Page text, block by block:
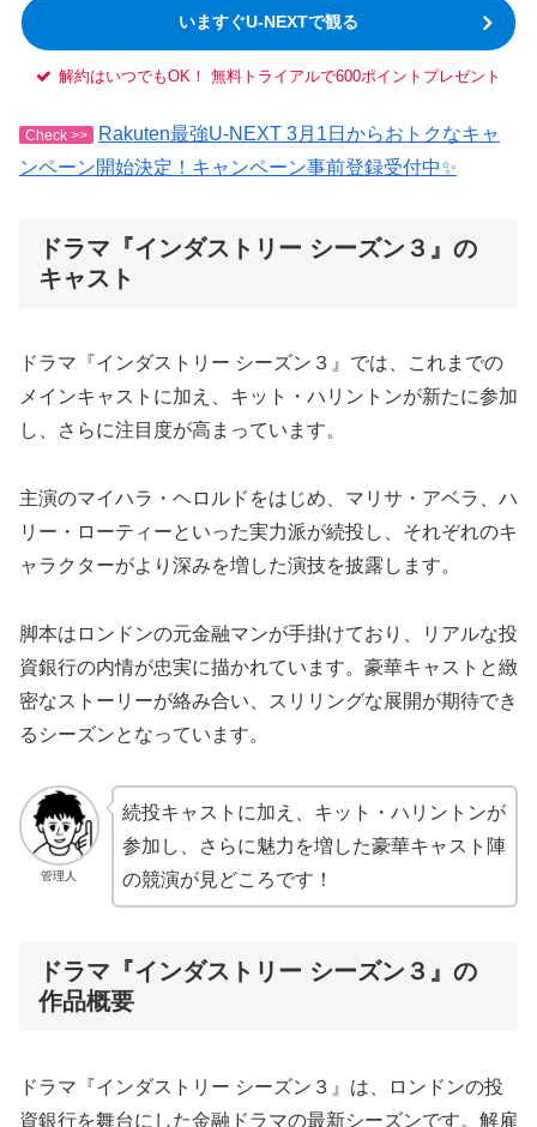
いますぐU-NEXTで観る
解約はいつでもOK！ 無料トライアルで600ポイントプレゼント
Check >>
Rakuten最強U-NEXT 3月1日からおトクなキャ
ンペーン開始決定！キャンペーン事前登録受付中✨
ドラマ『インダストリー シーズン３』の
キャスト
ドラマ『インダストリー シーズン３』では、これまでの
メインキャストに加え、キット・ハリントンが新たに参加
し、さらに注目度が高まっています。
主演のマイハラ・ヘロルドをはじめ、マリサ・アベラ、ハ
リー・ローティーといった実力派が続投し、それぞれのキ
ャラクターがより深みを増した演技を披露します。
脚本はロンドンの元金融マンが手掛けており、リアルな投
資銀行の内情が忠実に描かれています。豪華キャストと緻
密なストーリーが絡み合い、スリリングな展開が期待でき
るシーズンとなっています。
管理人
続投キャストに加え、キット・ハリントンが
参加し、さらに魅力を増した豪華キャスト陣
の競演が見どころです！
ドラマ『インダストリー シーズン３』の
作品概要
ドラマ『インダストリー シーズン３』は、ロンドンの投
資銀行を舞台にした金融ドラマの最新シーズンです。解雇